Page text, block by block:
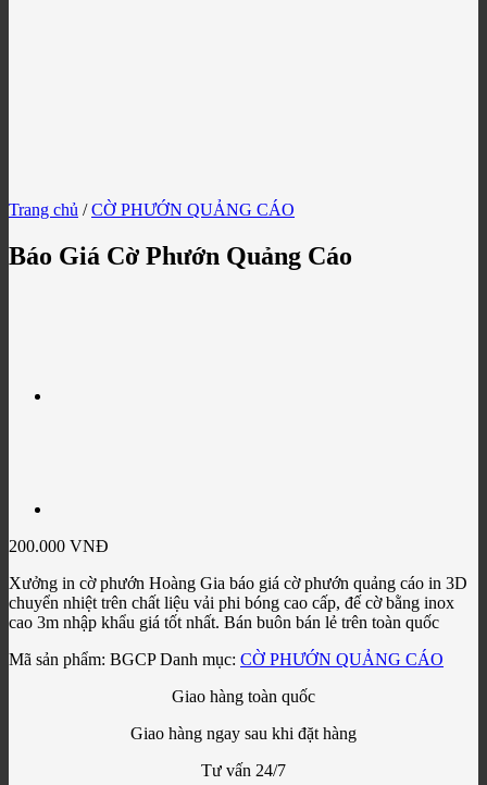
Trang chủ / CỜ PHƯỚN QUẢNG CÁO
Báo Giá Cờ Phướn Quảng Cáo
200.000 VNĐ
Xưởng in cờ phướn Hoàng Gia báo giá cờ phướn quảng cáo in 3D
chuyển nhiệt trên chất liệu vải phi bóng cao cấp, đế cờ bằng inox
cao 3m nhập khẩu giá tốt nhất. Bán buôn bán lẻ trên toàn quốc
Mã sản phẩm: BGCP Danh mục: CỜ PHƯỚN QUẢNG CÁO
Giao hàng toàn quốc
Giao hàng ngay sau khi đặt hàng
Tư vấn 24/7